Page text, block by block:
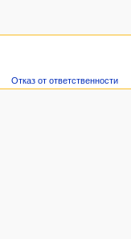
Отказ от ответственности